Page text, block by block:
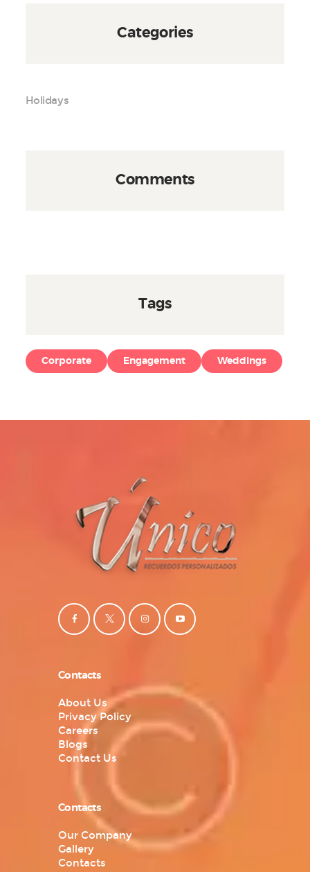
Categories
Holidays
Comments
Tags
Corporate Engagement Weddings
Contacts
About Us
Privacy Policy
Careers
Blogs
Contact Us
Contacts
Our Company
Gallery
Contacts